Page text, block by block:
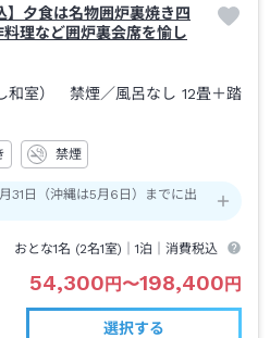
】夕食は名物囲炉裏焼き四
理など囲炉裏会席を愉し
和室） 禁煙／風呂なし 12畳＋踏
禁煙
日（沖縄は5月6日）までに出
おとな1名 (2名1室)｜1泊 ｜消費税込
54,300円〜198,400円
選択する